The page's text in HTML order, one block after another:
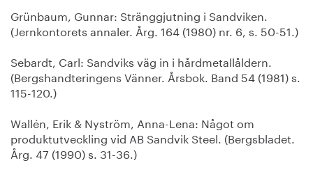
Grünbaum, Gunnar: Stränggjutning i Sandviken.
(Jernkontorets annaler. Årg. 164 (1980) nr. 6, s. 50-51.)
Sebardt, Carl: Sandviks väg in i hårdmetallåldern.
(Bergshandteringens Vänner. Årsbok. Band 54 (1981) s.
115-120.)
Wallén, Erik & Nyström, Anna-Lena: Något om
produktutveckling vid AB Sandvik Steel. (Bergsbladet.
Årg. 47 (1990) s. 31-36.)